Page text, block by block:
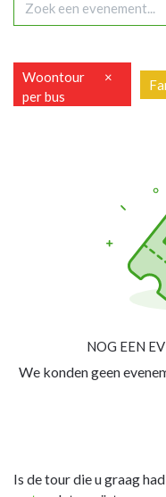
Woontour
per bus
×
NOG EEN
We konden geen
Is de tour die u graag